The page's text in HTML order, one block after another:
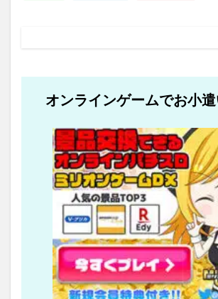
オンラインゲームでお小遣